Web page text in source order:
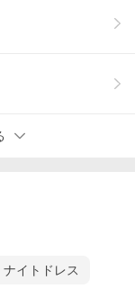
ナイトドレス